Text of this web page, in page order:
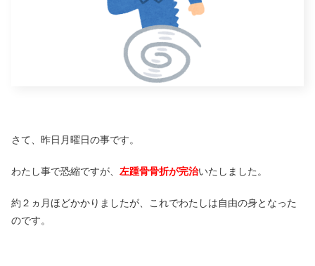
さて、昨日月曜日の事です。
わたし事で恐縮ですが、 左踵骨骨折が完治いたしました。
約２ヵ月ほどかかりましたが、これでわたしは自由の身となった
のです。